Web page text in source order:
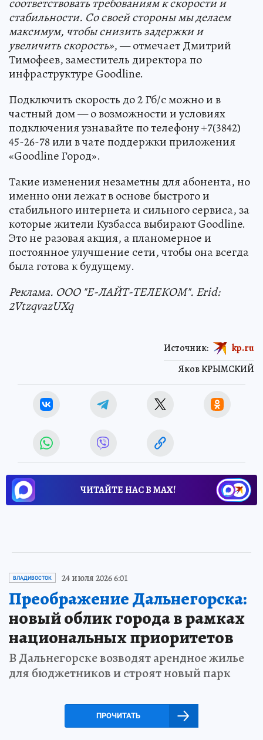
стабильности. Со своей стороны мы делаем
максимум, чтобы снизить задержки и
увеличить скорость», — отмечает Дмитрий
Тимофеев, заместитель директора по
инфраструктуре Goodline.
Подключить скорость до 2 Гб/c можно и в
частный дом — о возможности и условиях
подключения узнавайте по телефону +7(3842)
45-26-78 или в чате поддержки приложения
«Goodline Город».
Такие изменения незаметны для абонента, но
именно они лежат в основе быстрого и
стабильного интернета и сильного сервиса, за
которые жители Кузбасса выбирают Goodline.
Это не разовая акция, а планомерное и
постоянное улучшение сети, чтобы она всегда
была готова к будущему.
Реклама. ООО "Е-ЛАЙТ-ТЕЛЕКОМ". Erid:
2VtzqvazUXq
Яков КРЫМСКИЙ
Источник: kp.ru
ЧИТАЙТЕ НАС В МАХ!
ВЛАДИВОСТОК 24 июля 2026 6:01
Преображение Дальнегорска:
новый облик города в рамках
национальных приоритетов
В Дальнегорске возводят арендное жилье
для бюджетников и строят новый парк
ПРОЧИТАТЬ